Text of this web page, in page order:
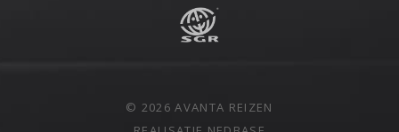
© 2026 AVANTA REIZEN